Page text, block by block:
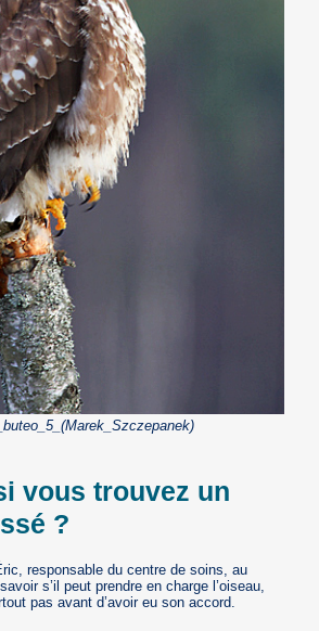
vous trouvez un
?
responsable du centre de soins, au
s’il peut prendre en charge l’oiseau,
pas avant d’avoir eu son accord.